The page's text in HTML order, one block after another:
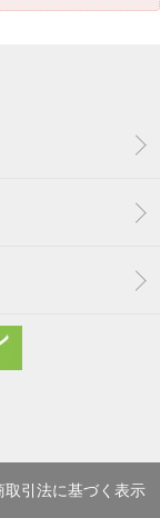
取引法に基づく表示